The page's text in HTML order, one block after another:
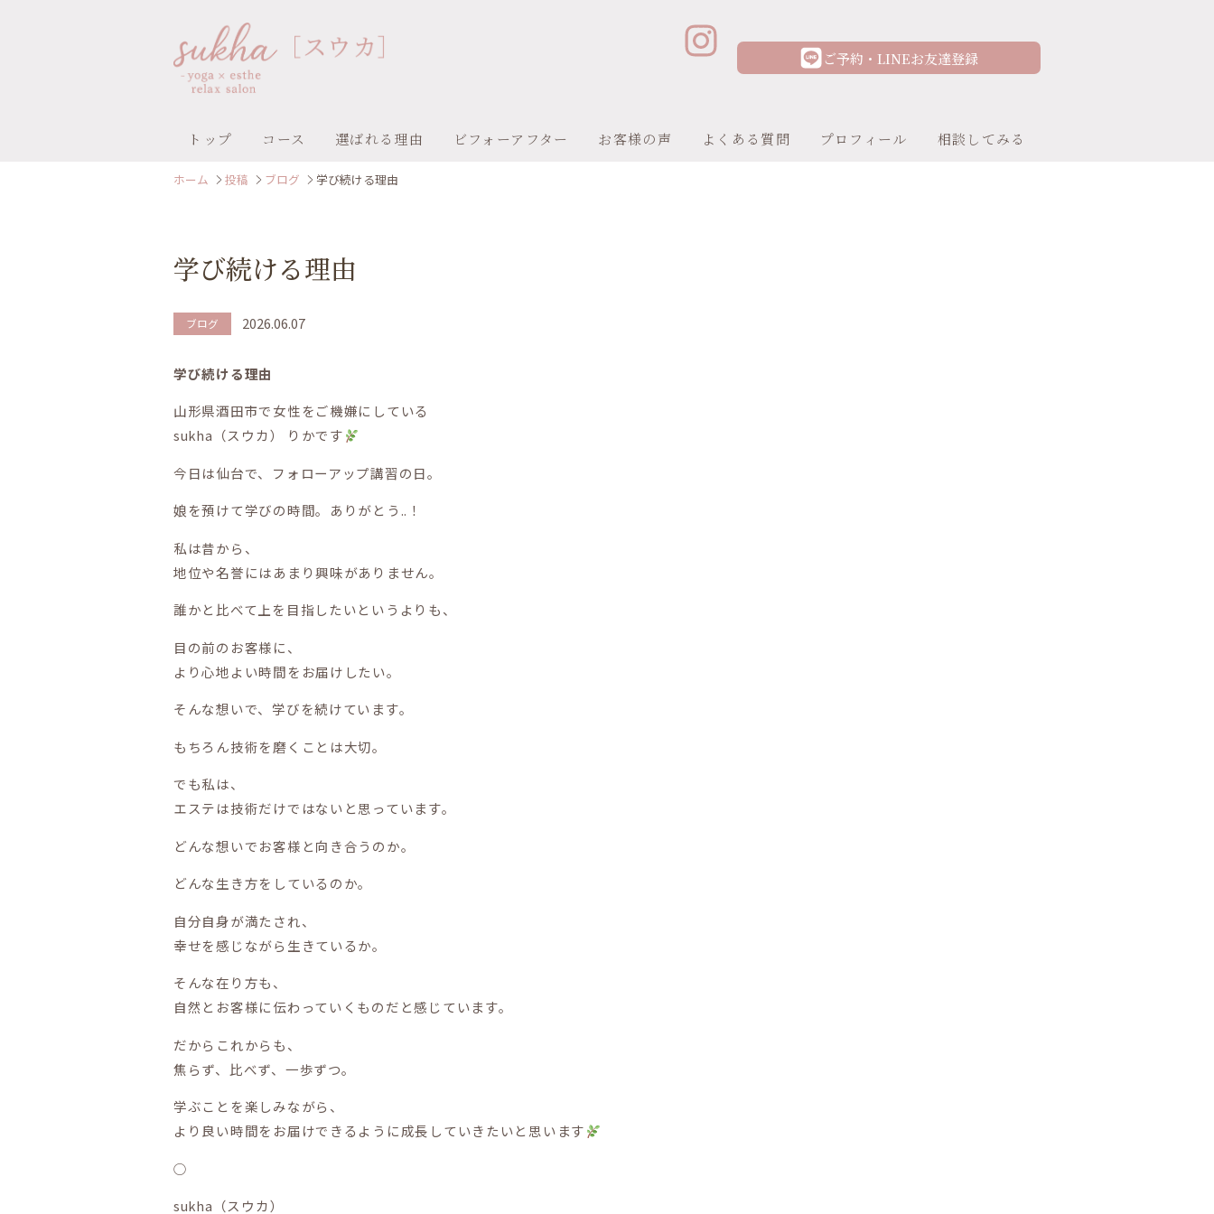
ご予約・LINEお友達登録
トップ コース 選ばれる理由 ビフォーアフター お客様の声 よくある質問 プロフィール 相談してみる
ホーム 投稿 ブログ 学び続ける理由
学び続ける理由
ブログ 2026.06.07
学び続ける理由
山形県酒田市で女性をご機嫌にしている
sukha（スウカ） りかです
今日は仙台で、フォローアップ講習の日。
娘を預けて学びの時間。ありがとう..！
私は昔から、
地位や名誉にはあまり興味がありません。
誰かと比べて上を目指したいというよりも、
目の前のお客様に、
より心地よい時間をお届けしたい。
そんな想いで、学びを続けています。
もちろん技術を磨くことは大切。
でも私は、
エステは技術だけではないと思っています。
どんな想いでお客様と向き合うのか。
どんな生き方をしているのか。
自分自身が満たされ、
幸せを感じながら生きているか。
そんな在り方も、
自然とお客様に伝わっていくものだと感じています。
だからこれからも、
焦らず、比べず、一歩ずつ。
学ぶことを楽しみながら、
より良い時間をお届けできるように成長していきたいと思います
○
sukha（スウカ）